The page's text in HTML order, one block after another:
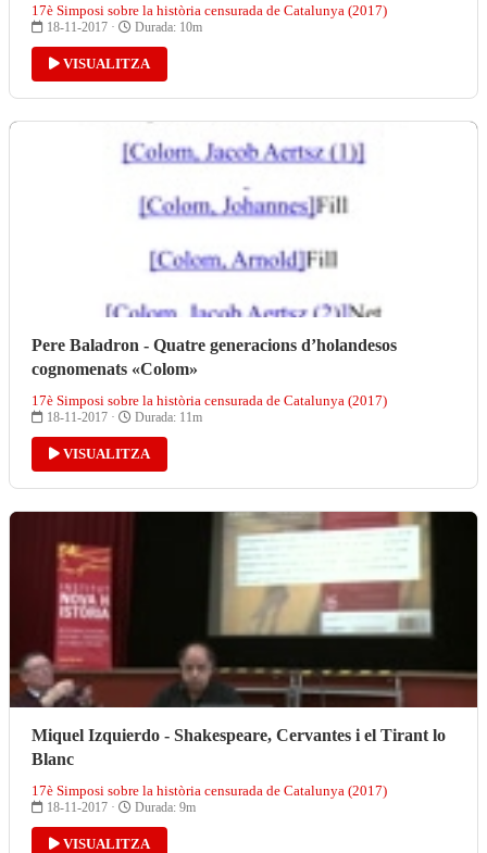
17è Simposi sobre la història censurada de Catalunya (2017)
18-11-2017 · Durada: 10m
VISUALITZA
Pere Baladron - Quatre generacions d’holandesos
cognomenats «Colom»
17è Simposi sobre la història censurada de Catalunya (2017)
18-11-2017 · Durada: 11m
VISUALITZA
Miquel Izquierdo - Shakespeare, Cervantes i el Tirant lo
Blanc
17è Simposi sobre la història censurada de Catalunya (2017)
18-11-2017 · Durada: 9m
VISUALITZA